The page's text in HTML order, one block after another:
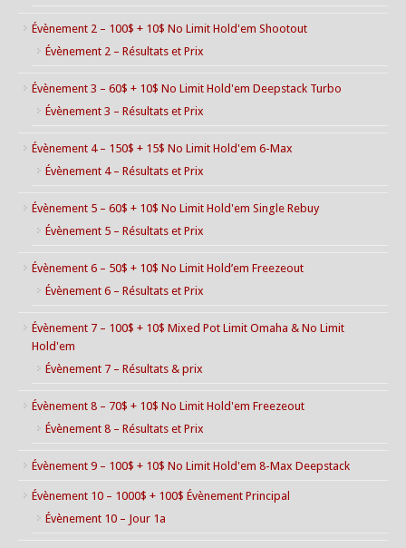
Évènement 2 – 100$ + 10$ No Limit Hold'em Shootout
Évènement 2 – Résultats et Prix
Évènement 3 – 60$ + 10$ No Limit Hold'em Deepstack Turbo
Évènement 3 – Résultats et Prix
Évènement 4 – 150$ + 15$ No Limit Hold'em 6-Max
Évènement 4 – Résultats et Prix
Évènement 5 – 60$ + 10$ No Limit Hold'em Single Rebuy
Évènement 5 – Résultats et Prix
Évènement 6 – 50$ + 10$ No Limit Hold’em Freezeout
Évènement 6 – Résultats et Prix
Évènement 7 – 100$ + 10$ Mixed Pot Limit Omaha & No Limit
Hold'em
Évènement 7 – Résultats & prix
Évènement 8 – 70$ + 10$ No Limit Hold'em Freezeout
Évènement 8 – Résultats et Prix
Évènement 9 – 100$ + 10$ No Limit Hold'em 8-Max Deepstack
Évènement 10 – 1000$ + 100$ Évènement Principal
Évènement 10 – Jour 1a